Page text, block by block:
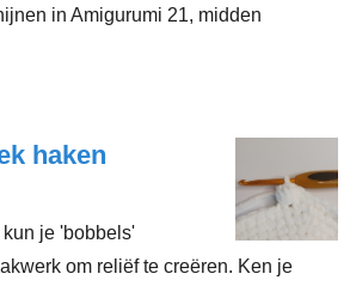
in Amigurumi 21, midden
haken
je 'bobbels'
om reliëf te creëren. Ken je